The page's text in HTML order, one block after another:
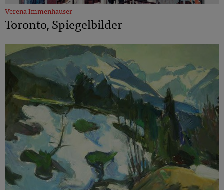
Verena Immenhauser
Toronto, Spiegelbilder